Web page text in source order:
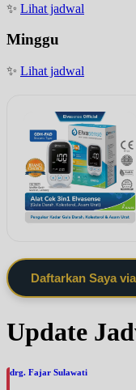
✨ Lihat jadwal
Minggu
✨ Lihat jadwal
Daftarkan Saya
Update
drg. Fajar Sulawati